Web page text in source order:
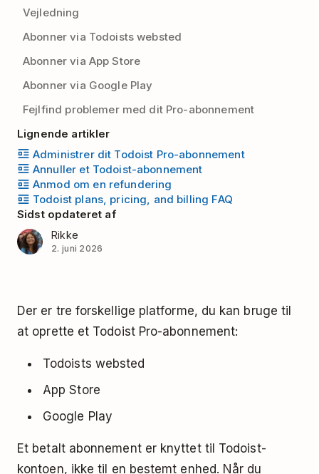
Vejledning
Abonner via Todoists websted
Abonner via App Store
Abonner via Google Play
Fejlfind problemer med dit Pro-abonnement
Lignende artikler
Administrer dit Todoist Pro-abonnement
Annuller et Todoist-abonnement
Anmod om en refundering
Todoist plans, pricing, and billing FAQ
Sidst opdateret af
Rikke
2. juni 2026
Der er tre forskellige platforme, du kan bruge til
at oprette et Todoist Pro-abonnement:
Todoists websted
App Store
Google Play
Et betalt abonnement er knyttet til Todoist-
kontoen, ikke til en bestemt enhed. Når du